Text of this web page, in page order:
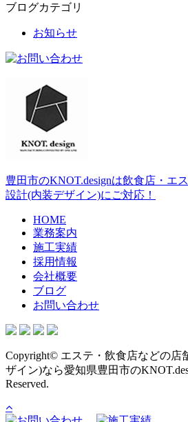
ブログカテゴリ
お知らせ
豊田市のKNOT.designは飲食店・エ
設計(内装デザイン)にご対応！
HOME
業務案内
施工実績
採用情報
会社概要
ブログ
お問い合わせ
Copyright© エステ・飲食店などの店
ザイン)なら愛知県豊田市の
Reserved.